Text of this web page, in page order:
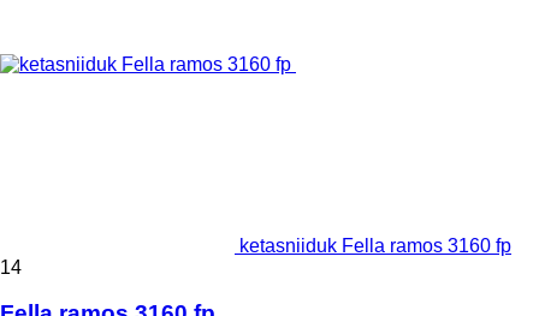
ketasniiduk Fella ramos 3160 fp
14